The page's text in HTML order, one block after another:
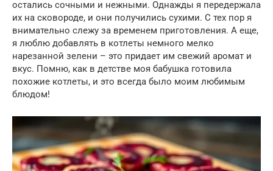
остались сочными и нежными. Однажды я передержала
их на сковороде, и они получились сухими. С тех пор я
внимательно слежу за временем приготовления. А еще,
я люблю добавлять в котлеты немного мелко
нарезанной зелени – это придает им свежий аромат и
вкус. Помню, как в детстве моя бабушка готовила
похожие котлеты, и это всегда было моим любимым
блюдом!